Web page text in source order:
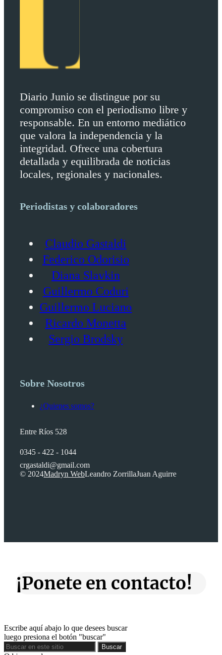
Diario Junio se distingue por su
compromiso con el periodismo libre y
responsable. En un entorno mediático
que valora la independencia y la
integridad. Ofrece una cobertura
detallada y equilibrada de noticias
locales, regionales y nacionales.
Periodistas y colaboradores
Claudio Gastaldi
Federico Odorisio
Diana Slavkin
Guillermo Coduri
Guillermo Luciano
Ricardo Monetta
Sergio Brodsky
Sobre Nosotros
¿Quienes somos?
Entre Ríos 528
0345 - 422 - 1044
crgastaldi@gmail.com
© 2024Madryn WebLeandro ZorrillaJuan Aguirre
¡Ponete en contacto!
Escribe aquí abajo lo que desees buscar
luego presiona el botón "buscar"
Buscar
Buscar